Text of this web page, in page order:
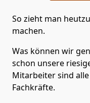
So zieht man
machen.
Was können wir
schon unsere
Mitarbeiter sind
Fachkräfte.